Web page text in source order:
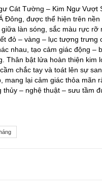
Cát Tường – Kim Ngư Vượt
Đông, được thể hiện trên
làn sóng, sắc màu rực rỡ
đỏ – vàng – lục tượng trưng
nhau, tạo cảm giác động –
Thân bật lửa hoàn thiện kim
chắc tay và toát lên sự
mang lại cảm giác thỏa mãn
– nghệ thuật – sưu tầm